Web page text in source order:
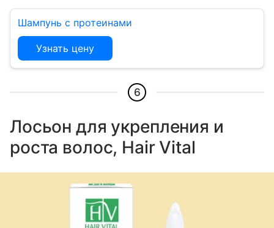
Шампунь с протеинами
Узнать цену
6
Лосьон для укрепления и
роста волос, Hair Vital